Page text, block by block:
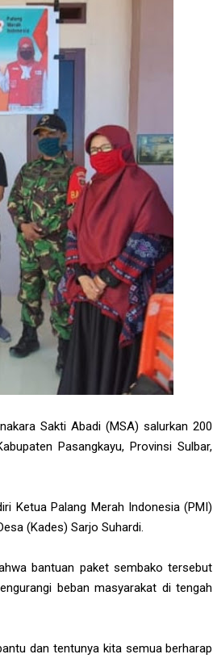
Sakti Abadi (MSA) salurkan 200
Pasangkayu, Provinsi Sulbar,
Ketua Palang Merah Indonesia (PMI)
(Kades) Sarjo Suhardi.
bantuan paket sembako tersebut
beban masyarakat di tengah
dan tentunya kita semua berharap